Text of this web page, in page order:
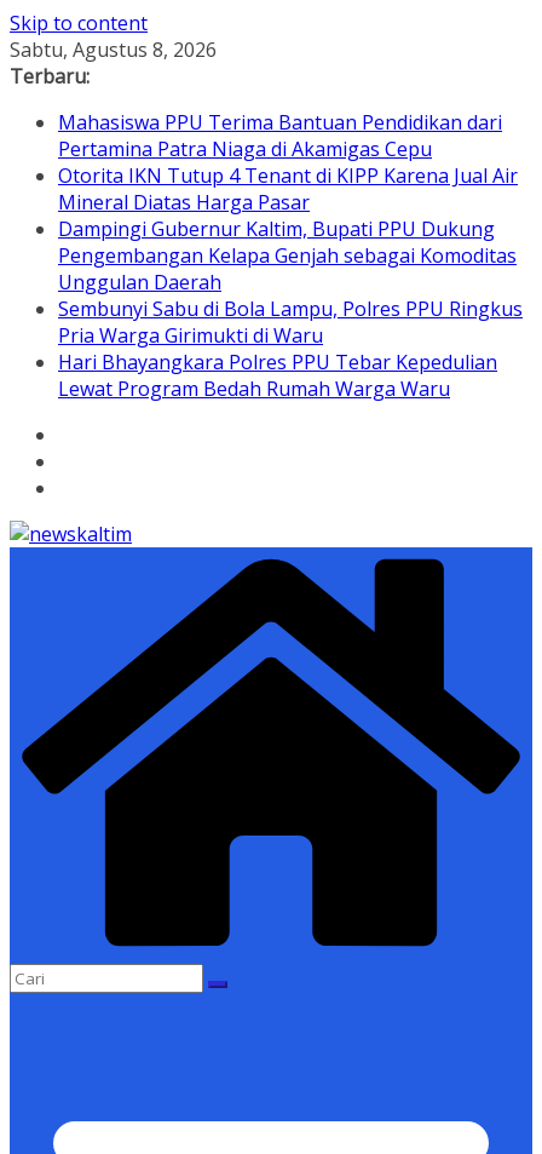
Skip to content
Sabtu, Agustus 8, 2026
Terbaru:
Mahasiswa PPU Terima Bantuan Pendidikan dari
Pertamina Patra Niaga di Akamigas Cepu
Otorita IKN Tutup 4 Tenant di KIPP Karena Jual Air
Mineral Diatas Harga Pasar
Dampingi Gubernur Kaltim, Bupati PPU Dukung
Pengembangan Kelapa Genjah sebagai Komoditas
Unggulan Daerah
Sembunyi Sabu di Bola Lampu, Polres PPU Ringkus
Pria Warga Girimukti di Waru
Hari Bhayangkara Polres PPU Tebar Kepedulian
Lewat Program Bedah Rumah Warga Waru